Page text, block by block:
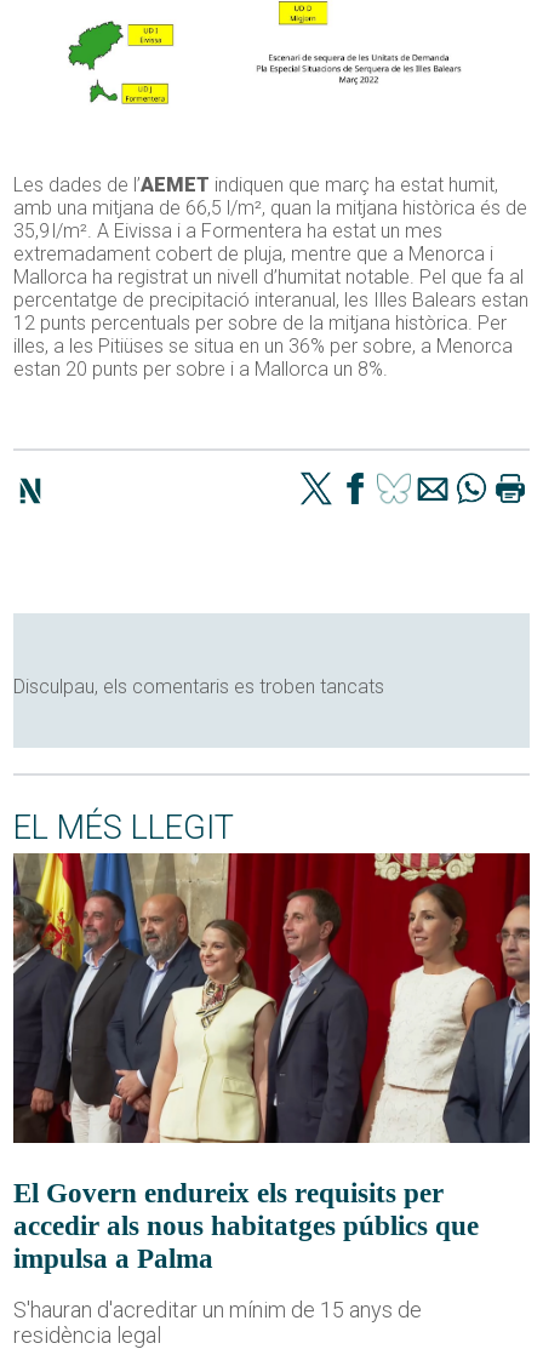
Les dades de l’AEMET indiquen que març ha estat humit,
amb una mitjana de 66,5 l/m², quan la mitjana històrica és de
35,9 l/m². A Eivissa i a Formentera ha estat un mes
extremadament cobert de pluja, mentre que a Menorca i
Mallorca ha registrat un nivell d’humitat notable. Pel que fa al
percentatge de precipitació interanual, les Illes Balears estan
12 punts percentuals per sobre de la mitjana històrica. Per
illes, a les Pitiüses se situa en un 36% per sobre, a Menorca
estan 20 punts per sobre i a Mallorca un 8%.
Disculpau, els comentaris es troben tancats
EL MÉS LLEGIT
El Govern endureix els requisits per
accedir als nous habitatges públics que
impulsa a Palma
S'hauran d'acreditar un mínim de 15 anys de
residència legal